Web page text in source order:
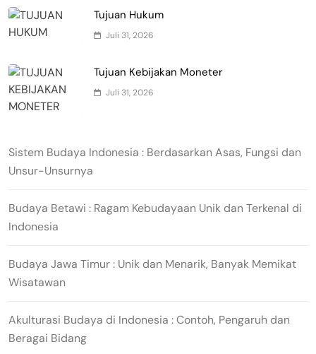
Tujuan Hukum
Juli 31, 2026
Tujuan Kebijakan Moneter
Juli 31, 2026
Sistem Budaya Indonesia : Berdasarkan Asas, Fungsi dan
Unsur-Unsurnya
Budaya Betawi : Ragam Kebudayaan Unik dan Terkenal di
Indonesia
Budaya Jawa Timur : Unik dan Menarik, Banyak Memikat
Wisatawan
Akulturasi Budaya di Indonesia : Contoh, Pengaruh dan
Beragai Bidang